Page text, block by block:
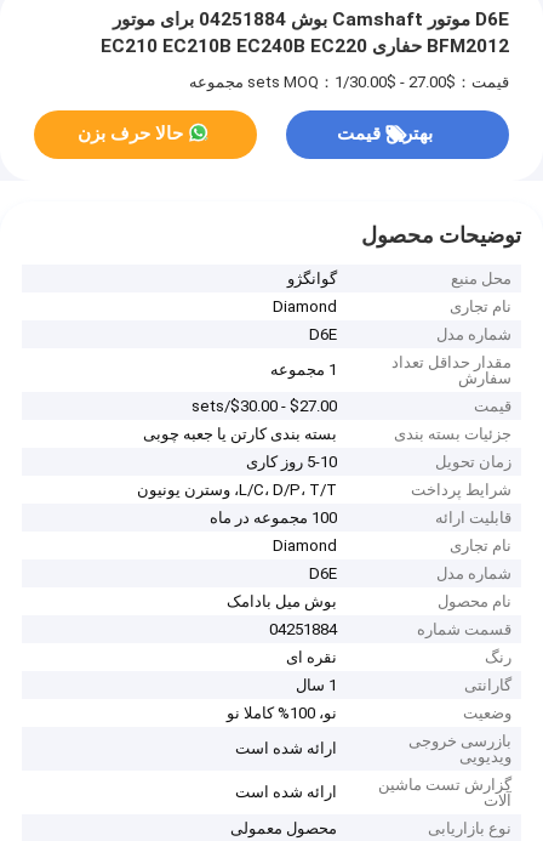
D6E موتور Camshaft بوش 04251884 برای موتور
BFM2012 حفاری EC210 EC210B EC240B EC220
قیمت：$27.00 - $30.00/sets MOQ：1 مجموعه
بهترین قیمت حالا حرف بزن
توضیحات محصول
محل منبع
گوانگژو
نام تجاری
Diamond
شماره مدل
D6E
مقدار حداقل تعداد
سفارش
1 مجموعه
قیمت
$27.00 - $30.00/sets
جزئیات بسته بندی
بسته بندی کارتن یا جعبه چوبی
زمان تحویل
5-10 روز کاری
شرایط پرداخت
L/C، D/P، T/T، وسترن یونیون
قابلیت ارائه
100 مجموعه در ماه
نام تجاری
Diamond
شماره مدل
D6E
نام محصول
بوش میل بادامک
قسمت شماره
04251884
رنگ
نقره ای
گارانتی
1 سال
وضعیت
نو، 100% کاملا نو
بازرسی خروجی
ویدیویی
ارائه شده است
گزارش تست ماشین
آلات
ارائه شده است
نوع بازاریابی
محصول معمولی